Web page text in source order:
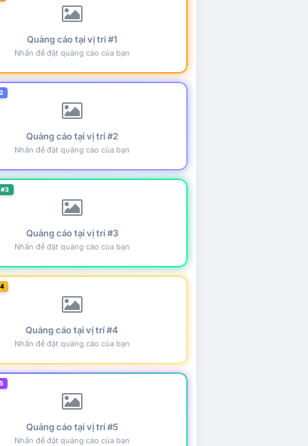
Quảng cáo tại vị trí #1
Nhấn để đặt quảng cáo của bạn
Quảng cáo tại vị trí #2
Nhấn để đặt quảng cáo của bạn
Quảng cáo tại vị trí #3
Nhấn để đặt quảng cáo của bạn
Quảng cáo tại vị trí #4
Nhấn để đặt quảng cáo của bạn
Quảng cáo tại vị trí #5
Nhấn để đặt quảng cáo của bạn